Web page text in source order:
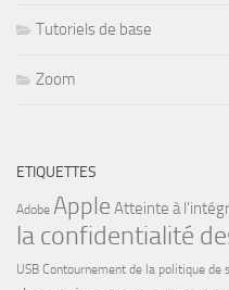
Tutoriels de base
Zoom
ETIQUETTES
Adobe Apple Atteinte à
la confidentialité
USB Contournement de la politique de